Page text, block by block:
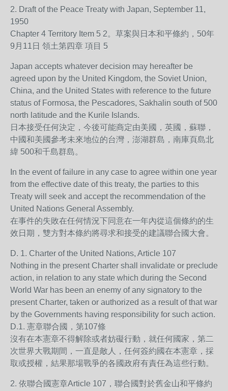
2. Draft of the Peace Treaty with Japan, September 11,
1950
Chapter 4 Territory Item 5 2。草案與日本和平條約，50年
9月11日 領土第四章 項目 5
Japan accepts whatever decision may hereafter be
agreed upon by the United Kingdom, the Soviet Union,
China, and the United States with reference to the future
status of Formosa, the Pescadores, Sakhalin south of 500
north latitude and the Kurile Islands.
日本接受任何決定，今後可能商定由美國，英國，蘇聯，
中國和美國參考未來地位的台灣，澎湖群島，南庫頁島北
緯 500和千島群島。
In the event of failure in any case to agree within one year
from the effective date of this treaty, the parties to this
Treaty will seek and accept the recommendation of the
United Nations General Assembly.
在事件的失敗在任何情況下同意在一年內從這個條約的生
效日期，雙方對本條約將尋求和接受的建議聯合國大會。
D. 1. Charter of the United Nations, Article 107
Nothing in the present Charter shall invalidate or preclude
action, in relation to any state which during the Second
World War has been an enemy of any signatory to the
present Charter, taken or authorized as a result of that war
by the Governments having responsibility for such action.
D.1. 憲章聯合國，第107條
沒有在本憲章不得解除或者妨礙行動，就任何國家，第二
次世界大戰期間，一直是敵人，任何簽約國在本憲章，採
取或授權，結果那場戰爭的各國政府有責任為這些行動。
2. 依聯合國憲章Article 107，聯合國對於舊金山和平條約